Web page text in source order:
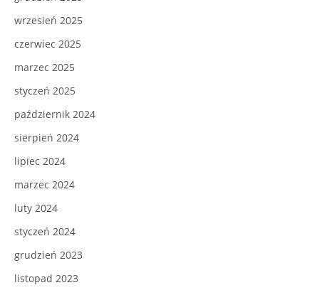
wrzesień 2025
czerwiec 2025
marzec 2025
styczeń 2025
październik 2024
sierpień 2024
lipiec 2024
marzec 2024
luty 2024
styczeń 2024
grudzień 2023
listopad 2023